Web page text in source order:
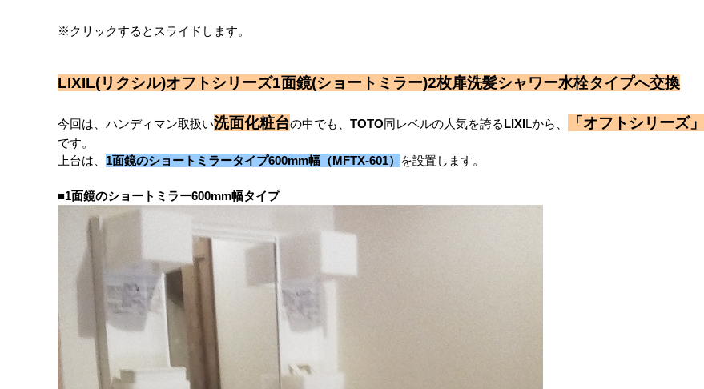
※クリックするとスライドします。
LIXIL(リクシル)オフトシリーズ1面鏡(ショートミラー)2枚扉洗髪シャワー水栓タイプへ交換
今回は、ハンディマン取扱い洗面化粧台の中でも、 TOTO同レベルの人気を誇るLIXILから、 「オフトシリーズ」
です。
上台は、 1面鏡のショートミラータイプ600mm幅（MFTX-601） を設置します。
■1面鏡のショートミラー600mm幅タイプ